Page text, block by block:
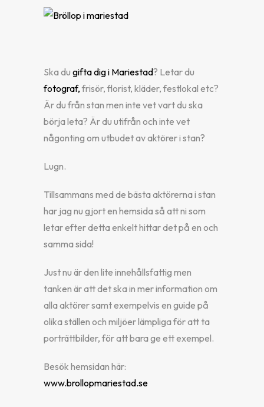
Ska du gifta dig i Mariestad? Letar du
fotograf,frisör, florist, kläder, festlokal etc?
Är du från stan men inte vet vart du ska
börja leta? Är du utifrån och inte vet
någonting om utbudet av aktörer i stan?
Lugn.
Tillsammans med de bästa aktörerna i stan
har jag nu gjort en hemsida så att ni som
letar efter detta enkelt hittar det på en och
samma sida!
Just nu är den lite innehållsfattig men
tanken är att det ska in mer information om
alla aktörer samt exempelvis en guide på
olika ställen och miljöer lämpliga för att ta
porträttbilder, för att bara ge ett exempel.
Besök hemsidan här:
www.brollopmariestad.se